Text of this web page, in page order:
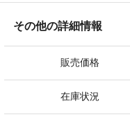
その他の詳細情報
販売価格
在庫状況